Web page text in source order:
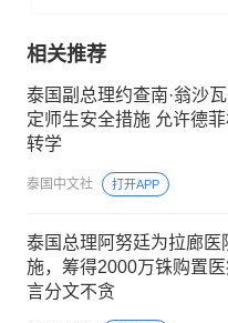
相关推荐
泰国副总理约查南·翁沙
定师生安全措施 允许德
转学
泰国中文社 打开APP
泰国总理阿努廷为拉廊医
施，筹得2000万铢购置
言分文不贪